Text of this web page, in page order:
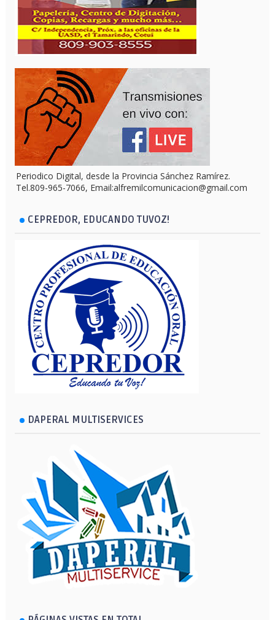
Periodico Digital, desde la Provincia Sánchez Ramírez.
Tel.809-965-7066, Email:alfremilcomunicacion@gmail.com
CEPREDOR, EDUCANDO TUVOZ!
DAPERAL MULTISERVICES